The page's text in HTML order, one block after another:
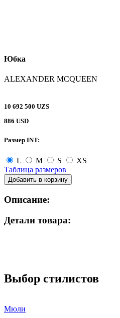
Юбка
ALEXANDER MCQUEEN
10 692 500 UZS
886 USD
Размер INT:
L M S
XS
Таблица размеров
Добавить в корзину
Описание:
Детали товара:
Выбор стилистов
Мюли